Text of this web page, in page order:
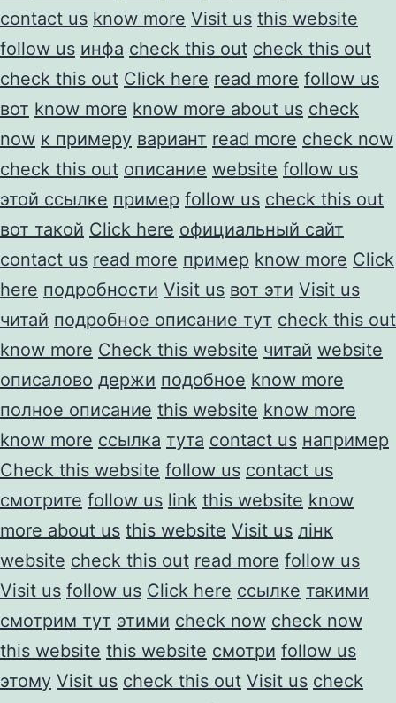
contact us know more Visit us this website
follow us инфа check this out check this out
check this out Click here read more follow us
вот know more know more about us check
now к примеру вариант read more check now
check this out описание website follow us
этой ссылке пример follow us check this out
вот такой Click here официальный сайт
contact us read more пример know more Click
here подробности Visit us вот эти Visit us
читай подробное описание тут check this out
know more Check this website читай website
описалово держи подобное know more
полное описание this website know more
know more ссылка тута contact us например
Check this website follow us contact us
смотрите follow us link this website know
more about us this website Visit us лінк
website check this out read more follow us
Visit us follow us Click here ссылке такими
смотрим тут этими check now check now
this website this website смотри follow us
этому Visit us check this out Visit us check